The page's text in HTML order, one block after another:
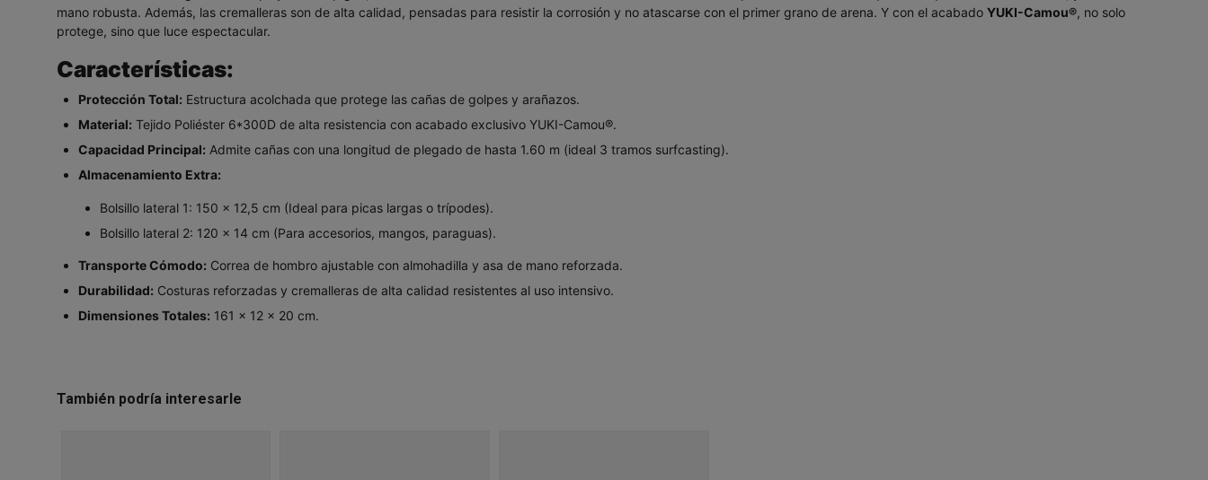
mano robusta. Además, las cremalleras son de alta calidad, pensadas para resistir la corrosión y no atascarse con el primer grano de arena. Y con el acabado YUKI-Camou®, no solo
protege, sino que luce espectacular.
Características:
Protección Total: Estructura acolchada que protege las cañas de golpes y arañazos.
Material: Tejido Poliéster 6*300D de alta resistencia con acabado exclusivo YUKI-Camou®.
Capacidad Principal: Admite cañas con una longitud de plegado de hasta 1.60 m (ideal 3 tramos surfcasting).
Almacenamiento Extra:
Bolsillo lateral 1: 150 x 12,5 cm (Ideal para picas largas o trípodes).
Bolsillo lateral 2: 120 x 14 cm (Para accesorios, mangos, paraguas).
Transporte Cómodo: Correa de hombro ajustable con almohadilla y asa de mano reforzada.
Durabilidad: Costuras reforzadas y cremalleras de alta calidad resistentes al uso intensivo.
Dimensiones Totales: 161 x 12 x 20 cm.
También podría interesarle